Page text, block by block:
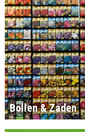
Bollen & Zaden